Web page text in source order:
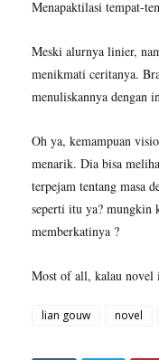
Menapaktilasi tempat-
Meski alurnya linier,
menikmati ceritanya.
menuliskannya dengan
Oh ya, kemampuan
menarik. Dia bisa
terpejam tentang masa
seperti itu ya? mungkin
memberkatinya ?
Most of all, kalau novel
lian gouw novel